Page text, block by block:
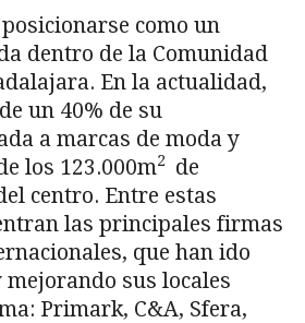
como un
dentro de la Comunidad
En la actualidad,
un 40% de su
a marcas de moda y
los 123.000m2 de
centro. Entre estas
las principales firmas
que han ido
sus locales
Primark, C&A, Sfera,